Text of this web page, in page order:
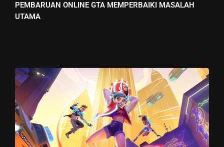
PEMBARUAN ONLINE GTA MEMPERBAIKI MASALAH
UTAMA